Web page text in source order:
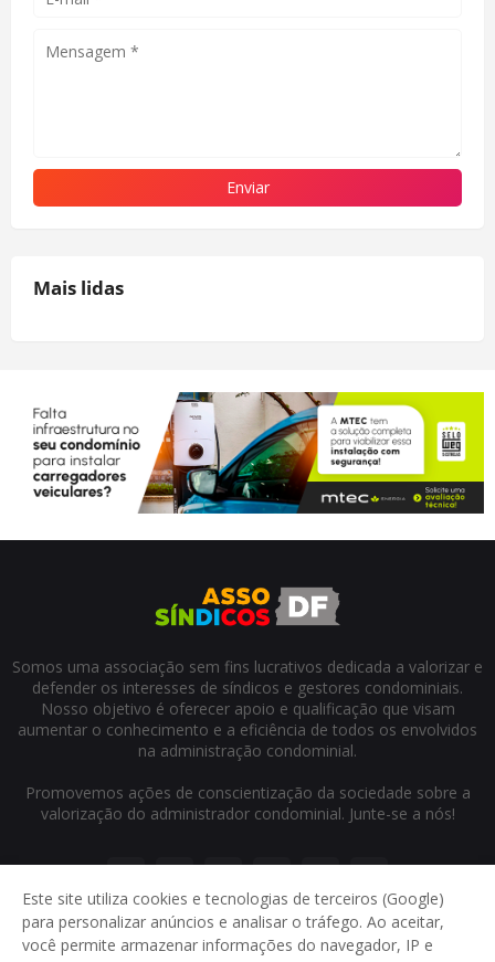
Mais lidas
Somos uma associação sem fins lucrativos dedicada a valorizar e
defender os interesses de síndicos e gestores condominiais.
Nosso objetivo é oferecer apoio e qualificação que visam
aumentar o conhecimento e a eficiência de todos os envolvidos
na administração condominial.
Promovemos ações de conscientização da sociedade sobre a
valorização do administrador condominial. Junte-se a nós!
Este site utiliza cookies e tecnologias de terceiros (Google)
para personalizar anúncios e analisar o tráfego. Ao aceitar,
você permite armazenar informações do navegador, IP e